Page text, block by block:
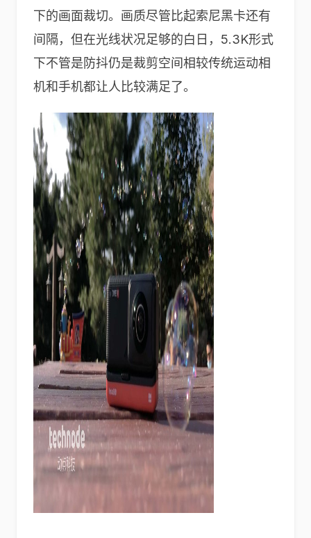
下的画面裁切。画质尽管比起索尼黑卡还有
间隔，但在光线状况足够的白日，5.3K形式
下不管是防抖仍是裁剪空间相较传统运动相
机和手机都让人比较满足了。